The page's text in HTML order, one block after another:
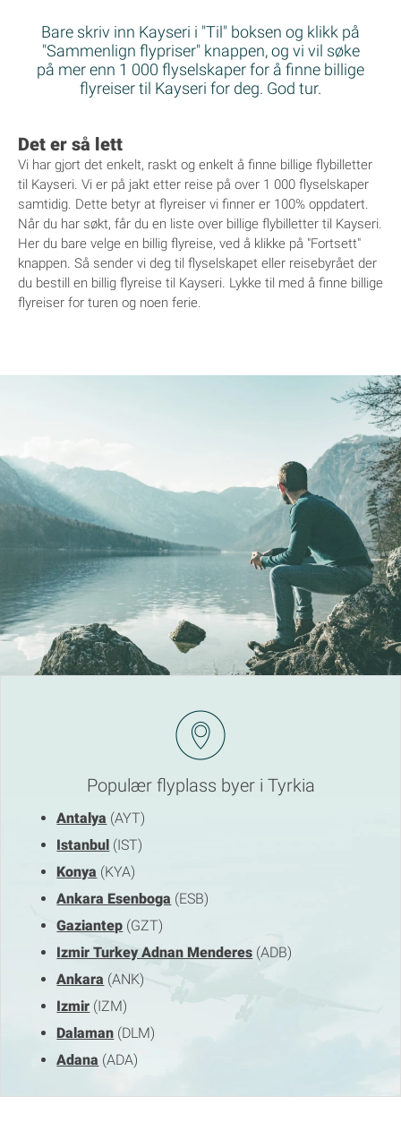
Bare skriv inn Kayseri i "Til" boksen og klikk på
"Sammenlign flypriser" knappen, og vi vil søke
på mer enn 1 000 flyselskaper for å finne billige
flyreiser til Kayseri for deg. God tur.
Det er så lett
Vi har gjort det enkelt, raskt og enkelt å finne billige flybilletter
til Kayseri. Vi er på jakt etter reise på over 1 000 flyselskaper
samtidig. Dette betyr at flyreiser vi finner er 100% oppdatert.
Når du har søkt, får du en liste over billige flybilletter til Kayseri.
Her du bare velge en billig flyreise, ved å klikke på "Fortsett"
knappen. Så sender vi deg til flyselskapet eller reisebyrået der
du bestill en billig flyreise til Kayseri. Lykke til med å finne billige
flyreiser for turen og noen ferie.
Populær flyplass byer i Tyrkia
Antalya (AYT)
Istanbul (IST)
Konya (KYA)
Ankara Esenboga (ESB)
Gaziantep (GZT)
Izmir Turkey Adnan Menderes (ADB)
Ankara (ANK)
Izmir (IZM)
Dalaman (DLM)
Adana (ADA)